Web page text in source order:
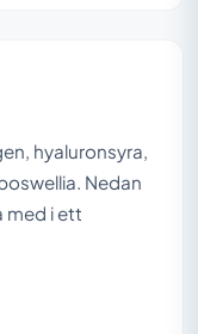
hyaluronsyra,
Nedan
med i ett